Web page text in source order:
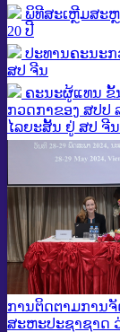
ພິທີສະເຫຼີມສະ
20 ປີ
ປະທານຄະນະ
ສປ ຈີນ
ຄະນະຜູ້ແທນ ຂັ້
ກວດກາຂອງ ສປປ
ໄລຍະສັ້ນ ຢູ່ ສປ ຈີ
ການຕິດຕາມການ
ສະຫະປະຊາຊາດ